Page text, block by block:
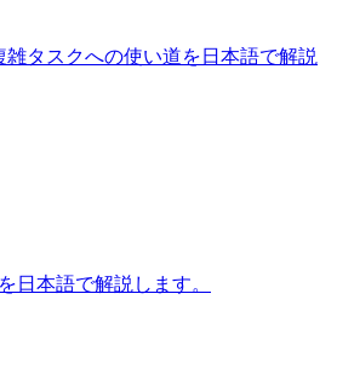
タスクへの使い道を日本語で解説
日本語で解説します。